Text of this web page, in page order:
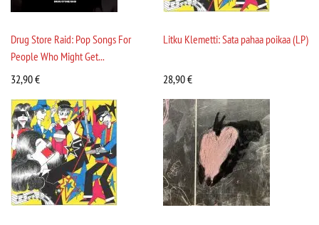
Drug Store Raid: Pop Songs For
People Who Might Get...
32,90€
Litku Klemetti: Sata pahaa poikaa (LP)
28,90€